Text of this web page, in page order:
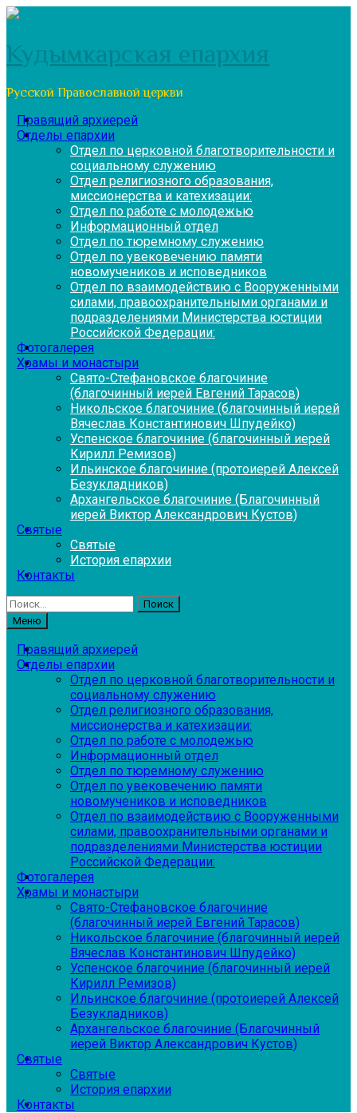
Перейти
содержимому
Кудымкарская епархия
Русской Православной церкви
Правящий архиерей
Отделы епархии
Отдел по церковной благотворительности и
социальному служению
Отдел религиозного образования,
миссионерства и катехизации:
Отдел по работе с молодежью
Информационный отдел
Отдел по тюремному служению
Отдел по увековечению памяти
новомучеников и исповедников
Отдел по взаимодействию с Вооруженными
силами, правоохранительными органами и
подразделениями Министерства юстиции
Российской Федерации:
Фотогалерея
Храмы и монастыри
Свято-Стефановское благочиние
(благочинный иерей Евгений Тарасов)
Никольское благочиние (благочинный иерей
Вячеслав Константинович Шпудейко)
Успенское благочиние (благочинный иерей
Кирилл Ремизов)
Ильинское благочиние (протоиерей Алексей
Безукладников)
Архангельское благочиние (Благочинный
иерей Виктор Александрович Кустов)
Святые
Святые
История епархии
Контакты
Найти:
Меню
Правящий архиерей
Отделы епархии
Отдел по церковной благотворительности и
социальному служению
Отдел религиозного образования,
миссионерства и катехизации:
Отдел по работе с молодежью
Информационный отдел
Отдел по тюремному служению
Отдел по увековечению памяти
новомучеников и исповедников
Отдел по взаимодействию с Вооруженными
силами, правоохранительными органами и
подразделениями Министерства юстиции
Российской Федерации:
Фотогалерея
Храмы и монастыри
Свято-Стефановское благочиние
(благочинный иерей Евгений Тарасов)
Никольское благочиние (благочинный иерей
Вячеслав Константинович Шпудейко)
Успенское благочиние (благочинный иерей
Кирилл Ремизов)
Ильинское благочиние (протоиерей Алексей
Безукладников)
Архангельское благочиние (Благочинный
иерей Виктор Александрович Кустов)
Святые
Святые
История епархии
Контакты